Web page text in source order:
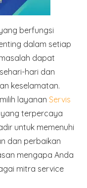
berfungsi
dalam setiap
dapat
hari dan
keselamatan.
layanan Servis
yang terpercaya
untuk memenuhi
dan perbaikan
mengapa Anda
mitra service